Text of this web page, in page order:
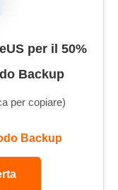
per il 50%
Backup
per copiare)
Backup